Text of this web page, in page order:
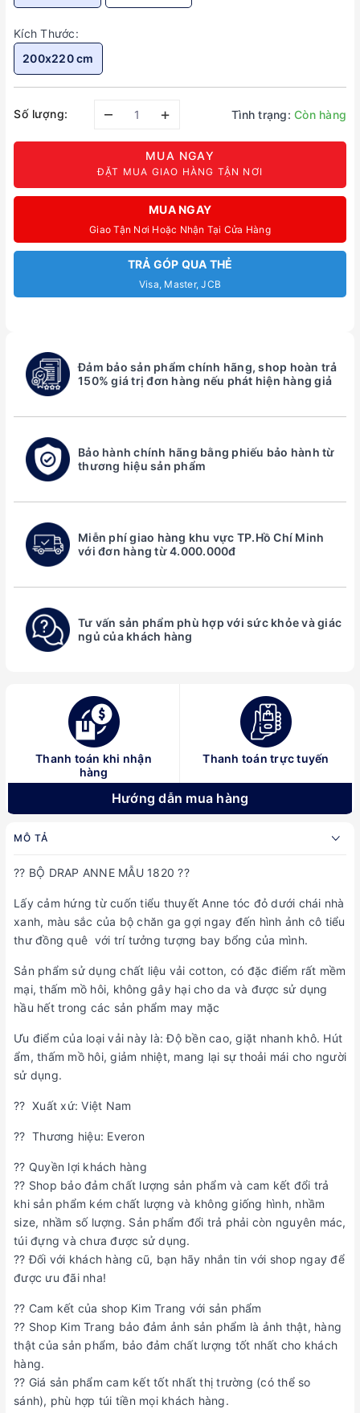
Kích Thước:
200x220 cm
Số lượng: – + Tình trạng: Còn hàng
MUA NGAY
ĐẶT MUA GIAO HÀNG TẬN NƠI
MUA NGAY
Giao Tận Nơi Hoặc Nhận Tại Cửa Hàng
TRẢ GÓP QUA THẺ
Visa, Master, JCB
Đảm bảo sản phẩm chính hãng, shop hoàn trả
150% giá trị đơn hàng nếu phát hiện hàng giả
Bảo hành chính hãng bằng phiếu bảo hành từ
thương hiệu sản phẩm
Miễn phí giao hàng khu vực TP.Hồ Chí Minh
với đơn hàng từ 4.000.000đ
Tư vấn sản phẩm phù hợp với sức khỏe và giác
ngủ của khách hàng
Thanh toán khi nhận
hàng
Thanh toán trực tuyến
Hướng dẫn mua hàng
MÔ TẢ
?? BỘ DRAP ANNE MẪU 1820 ??
Lấy cảm hứng từ cuốn tiểu thuyết Anne tóc đỏ dưới chái nhà
xanh, màu sắc của bộ chăn ga gợi ngay đến hình ảnh cô tiểu
thư đồng quê với trí tưởng tượng bay bổng của mình.
Sản phẩm sử dụng chất liệu vải cotton, có đặc điểm rất mềm
mại, thấm mồ hôi, không gây hại cho da và được sử dụng
hầu hết trong các sản phẩm may mặc
Ưu điểm của loại vải này là: Độ bền cao, giặt nhanh khô. Hút
ẩm, thấm mồ hôi, giảm nhiệt, mang lại sự thoải mái cho người
sử dụng.
?? Xuất xứ: Việt Nam
?? Thương hiệu: Everon
?? Quyền lợi khách hàng
?? Shop bảo đảm chất lượng sản phẩm và cam kết đổi trả
khi sản phẩm kém chất lượng và không giống hình, nhầm
size, nhầm số lượng. Sản phẩm đổi trả phải còn nguyên mác,
túi đựng và chưa được sử dụng.
?? Đối với khách hàng cũ, bạn hãy nhắn tin với shop ngay để
được ưu đãi nha!
?? Cam kết của shop Kim Trang với sản phẩm
?? Shop Kim Trang bảo đảm ảnh sản phẩm là ảnh thật, hàng
thật của sản phẩm, bảo đảm chất lượng tốt nhất cho khách
hàng.
?? Giá sản phẩm cam kết tốt nhất thị trường (có thể so
sánh), phù hợp túi tiền mọi khách hàng.